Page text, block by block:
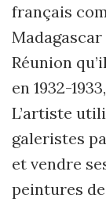
français
Madagascar
Réunion
en 1932-
L’artiste
galeristes
et vendre
peintures